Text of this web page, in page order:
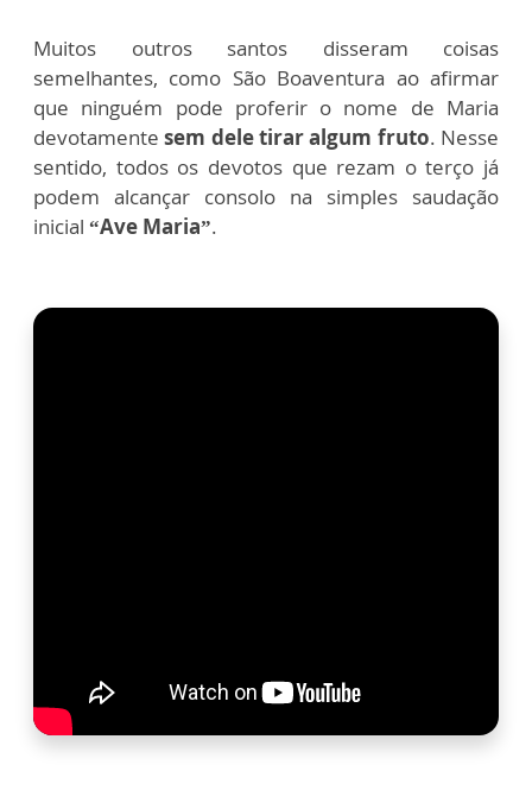
Muitos outros santos disseram coisas
semelhantes, como São Boaventura ao afirmar
que ninguém pode proferir o nome de Maria
devotamentesem dele tirar algum fruto. Nesse
sentido, todos os devotos que rezam o terço já
podem alcançar consolo na simples saudação
inicial “Ave Maria”.